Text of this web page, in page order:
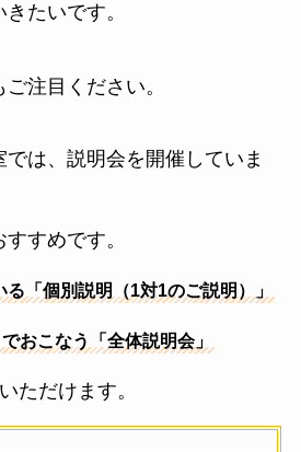
たいです。
注目ください。
は、説明会を開催していま
すめです。
「個別説明（1対1のご説明）」
おこなう「全体説明会」
ただけます。